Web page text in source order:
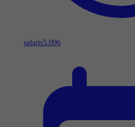
salaris5.096